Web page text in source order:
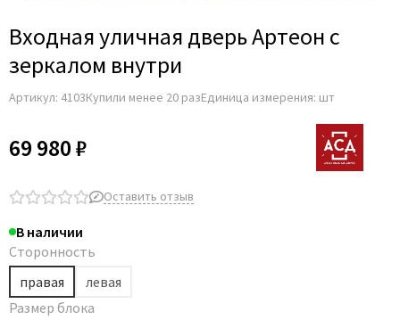
Aldeghi Luigi
Alvero
Archie
Armadillo
Belwooddoors
Bravo
Bussare
Comaglio
Comit
Входная уличная дверь Артеон с
зеркалом внутри
Артикул: 4103Купили менее 20 разЕдиница измерения: шт
69 980 ₽
Оставить отзыв
В наличии
Сторонность
правая
левая
Размер блока